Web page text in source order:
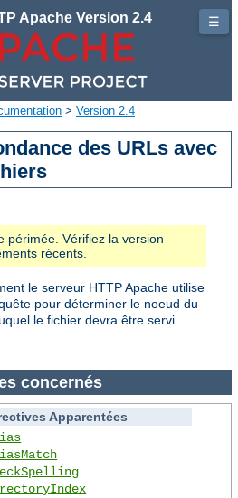
Apache Version 2.4
> Version 2.4
des URLs avec
périmée. Vérifiez la version
récents.
le serveur HTTP Apache utilise
pour déterminer le noeud du
le fichier devra être servi.
concernés
Apparentées
☰